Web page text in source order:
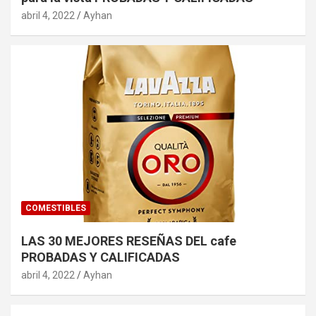
abril 4, 2022 Ayhan
COMESTIBLES
LAS 30 MEJORES RESEÑAS DEL cafe
PROBADAS Y CALIFICADAS
abril 4, 2022 Ayhan